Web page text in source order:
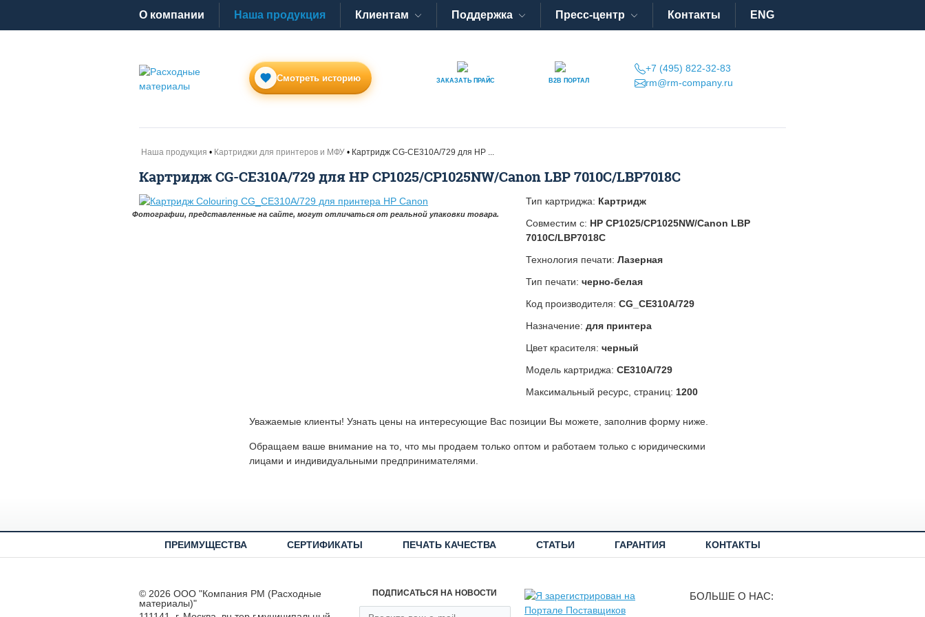
O компании Наша продукция Клиентам Поддержка Пресс-центр Контакты ENG
Смотреть историю ЗАКАЗАТЬ ПРАЙС B2B ПОРТАЛ
+7 (495) 822-32-83
rm@rm-company.ru
Наша продукция Картриджи для принтеров и МФУ Картридж CG-CE310A/729 для HP ...
Картридж CG-CE310A/729 для HP CP1025/CP1025NW/Canon LBP 7010C/LBP7018C
Фотографии, представленные на сайте, могут отличаться от реальной упаковки товара.
Тип картриджа: Картридж
Совместим с: HP CP1025/CP1025NW/Canon LBP
7010C/LBP7018C
Технология печати: Лазерная
Тип печати: черно-белая
Код производителя: CG_CE310A/729
Назначение: для принтера
Цвет красителя: черный
Модель картриджа: CE310A/729
Максимальный ресурс, страниц: 1200
Уважаемые клиенты! Узнать цены на интересующие Вас позиции Вы можете, заполнив форму ниже.
Обращаем ваше внимание на то, что мы продаем только оптом и работаем только с юридическими
лицами и индивидуальными предпринимателями.
ПРЕИМУЩЕСТВА СЕРТИФИКАТЫ ПЕЧАТЬ КАЧЕСТВА СТАТЬИ ГАРАНТИЯ КОНТАКТЫ
© 2026 ООО "Компания РМ (Расходные
материалы)"
ПОДПИСАТЬСЯ НА НОВОСТИ БОЛЬШЕ О НАС: